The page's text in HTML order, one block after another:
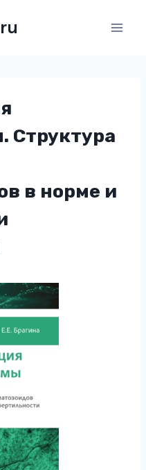
Структура
в норме и